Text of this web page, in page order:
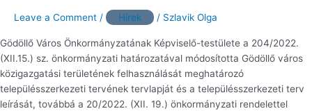
Leave a Comment / Hírek / Szlavik Olga
Gödöllő Város Önkormányzatának Képviselő-testülete a 204/2022.
(XII.15.) sz. önkormányzati határozatával módosította Gödöllő város
közigazgatási területének felhasználását meghatározó
településszerkezeti tervének tervlapját és a településszerkezeti terv
leírását, továbbá a 20/2022. (XII. 19.) önkormányzati rendelettel